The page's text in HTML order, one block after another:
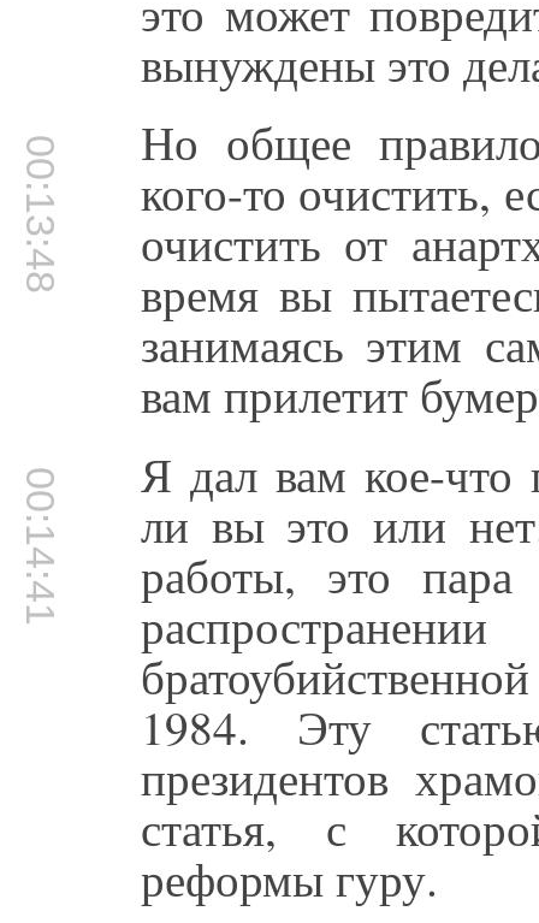
вынуждены это
00:13:48 Но общее
кого-то очистить,
очистить от
время вы
занимаясь этим
вам прилетит
00:14:41 Я дал вам кое-что
ли вы это или
работы, это
1984. Эту
президентов
статья, с
реформы гуру.